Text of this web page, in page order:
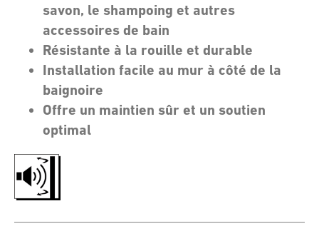
savon, le shampoing et autres
accessoires de bain
Résistante à la rouille et durable
Installation facile au mur à côté de la
baignoire
Offre un maintien sûr et un soutien
optimal